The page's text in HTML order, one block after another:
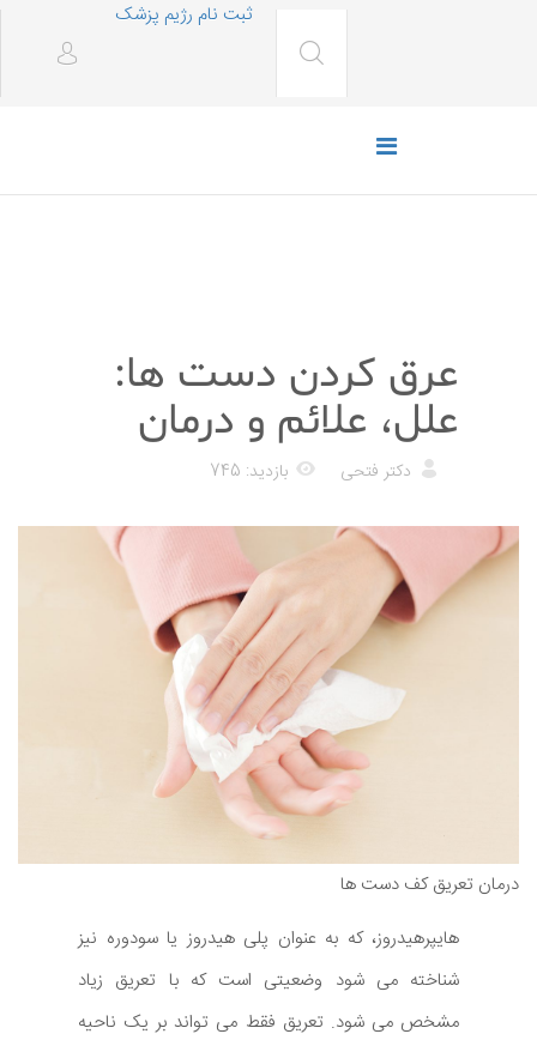
ثبت نام رژیم پزشک
عرق کردن دست ها:
علل، علائم و درمان
دکتر فتحی بازدید: 745
درمان تعریق کف دست ها
هایپرهیدروز، که به عنوان پلی هیدروز یا سودوره نیز
شناخته می شود وضعیتی است که با تعریق زیاد
مشخص می شود. تعریق فقط می تواند بر یک ناحیه